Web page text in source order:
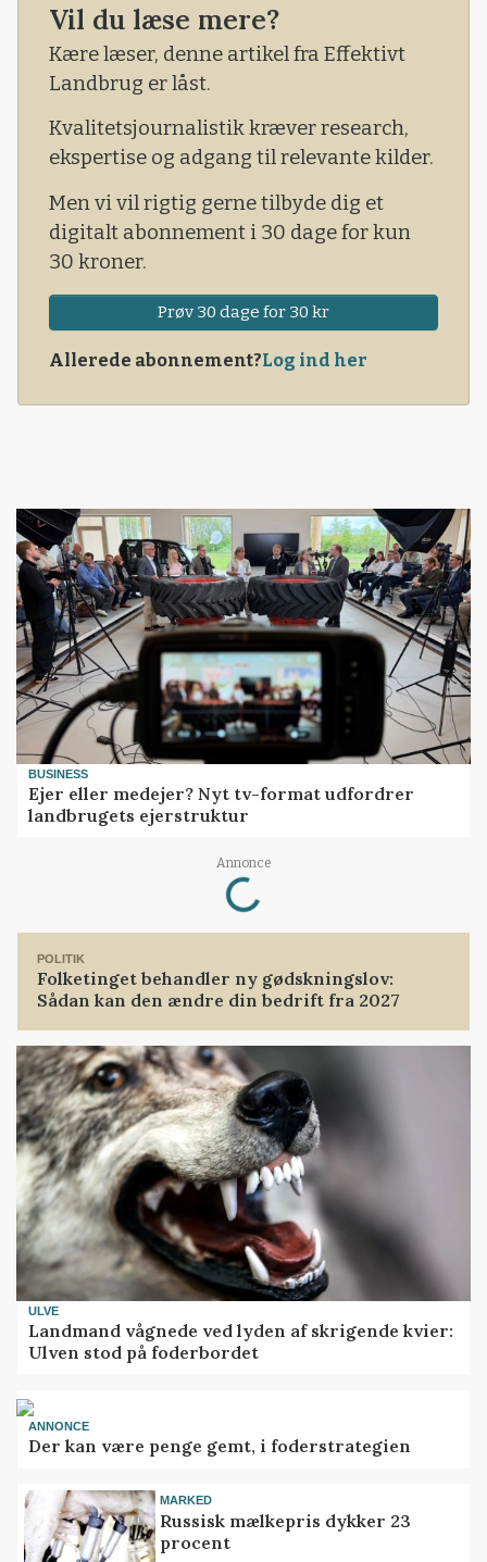
Vil du læse mere?
Kære læser, denne artikel fra Effektivt
Landbrug er låst.
Kvalitetsjournalistik kræver research,
ekspertise og adgang til relevante kilder.
Men vi vil rigtig gerne tilbyde dig et
digitalt abonnement i 30 dage for kun
30 kroner.
Prøv 30 dage for 30 kr
Allerede abonnement?Log ind her
BUSINESS
Ejer eller medejer? Nyt tv-format udfordrer
landbrugets ejerstruktur
Annonce
Loading...
POLITIK
Folketinget behandler ny gødskningslov:
Sådan kan den ændre din bedrift fra 2027
ULVE
Landmand vågnede ved lyden af skrigende kvier:
Ulven stod på foderbordet
ANNONCE
Der kan være penge gemt, i foderstrategien
MARKED
Russisk mælkepris dykker 23
procent